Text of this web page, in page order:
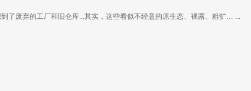
了废弃的工厂和旧仓库...其实，这些看似不经意的原生态、裸露、粗犷… ...